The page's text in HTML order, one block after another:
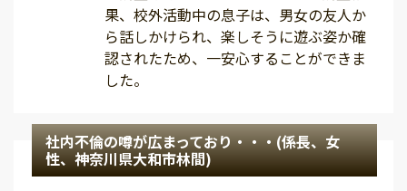
果、校外活動中の息子は、男女の友人か
ら話しかけられ、楽しそうに遊ぶ姿か確
認されたため、一安心することができま
した。
社内不倫の噂が広まっており・・・(係長、女
性、神奈川県大和市林間)